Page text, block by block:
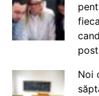
Noi